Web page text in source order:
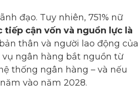
đạo. Tuy nhiên, 751% nữ
tiếp cận vốn và nguồn lực là
thân và người lao động của
ngân hàng bắt nguồn từ
thống ngân hàng – và nếu
vào năm 2028.